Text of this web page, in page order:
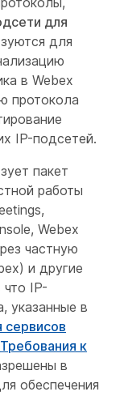
для
для
в Webex
протокола
IP-подсетей.
пакет
работы
Webex
частную
и другие
что IP-
указанные в
сервисов
Требования к
в
обеспечения